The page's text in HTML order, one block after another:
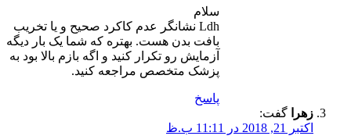
سلام
Ldh نشانگر عدم کاکرد صحیح و یا تخریب
بافت بدن هست. بهتره که شما یک بار دیگه
آزمایش رو تکرار کنید و اگه بازم بالا بود به
پزشک متخصص مراجعه کنید.
پاسخ
زهرا
گفت:
اکتبر 21, 2018 در 11:11 ب.ظ